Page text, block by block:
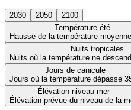
2030 2050
2100
Température été
Hausse de la température
Nuits tropicales
Nuits où la température ne
Jours de canicule
Jours où la température dépasse
Élévation niveau mer
Élévation prévue du niveau de la